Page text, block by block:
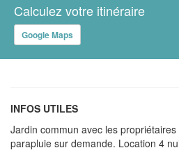
Calculez votre itinéraire
Google Maps
INFOS UTILES
Jardin commun avec les
parapluie sur demande. Location 4